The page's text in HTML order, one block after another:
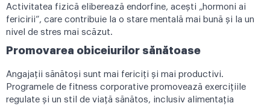
Activitatea fizică eliberează endorfine, acești „hormoni ai
fericirii”, care contribuie la o stare mentală mai bună și la un
nivel de stres mai scăzut.
Promovarea obiceiurilor sănătoase
Angajații sănătoși sunt mai fericiți și mai productivi.
Programele de fitness corporative promovează exercițiile
regulate și un stil de viață sănătos, inclusiv alimentația